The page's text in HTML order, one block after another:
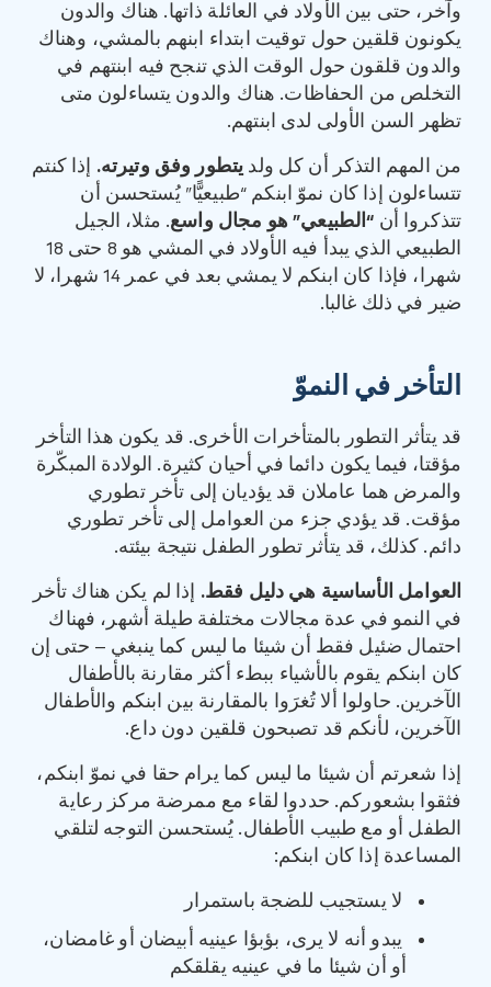
وآخر، حتى بين الأولاد في العائلة ذاتها. هناك والدون
يكونون قلقين حول توقيت ابتداء ابنهم بالمشي، وهناك
والدون قلقون حول الوقت الذي تنجح فيه ابنتهم في
التخلص من الحفاظات. هناك والدون يتساءلون متى
تظهر السن الأولى لدى ابنتهم.
من المهم التذكر أن كل ولد يتطور وفق وتيرته. إذا كنتم
تتساءلون إذا كان نموّ ابنكم “طبيعيًّا” يُستحسن أن
تتذكروا أن “الطبيعي” هو مجال واسع. مثلا، الجيل
الطبيعي الذي يبدأ فيه الأولاد في المشي هو 8 حتى 18
شهرا، فإذا كان ابنكم لا يمشي بعد في عمر 14 شهرا، لا
ضير في ذلك غالبا.
التأخر في النموّ
قد يتأثر التطور بالمتأخرات الأخرى. قد يكون هذا التأخر
مؤقتا، فيما يكون دائما في أحيان كثيرة. الولادة المبكّرة
والمرض هما عاملان قد يؤديان إلى تأخر تطوري
مؤقت. قد يؤدي جزء من العوامل إلى تأخر تطوري
دائم. كذلك، قد يتأثر تطور الطفل نتيجة بيئته.
العوامل الأساسية هي دليل فقط. إذا لم يكن هناك تأخر
في النمو في عدة مجالات مختلفة طيلة أشهر، فهناك
احتمال ضئيل فقط أن شيئا ما ليس كما ينبغي – حتى إن
كان ابنكم يقوم بالأشياء ببطء أكثر مقارنة بالأطفال
الآخرين. حاولوا ألا تُغرَوا بالمقارنة بين ابنكم والأطفال
الآخرين، لأنكم قد تصبحون قلقين دون داع.
إذا شعرتم أن شيئا ما ليس كما يرام حقا في نموّ ابنكم،
فثقوا بشعوركم. حددوا لقاء مع ممرضة مركز رعاية
الطفل أو مع طبيب الأطفال. يُستحسن التوجه لتلقي
المساعدة إذا كان ابنكم:
لا يستجيب للضجة باستمرار
يبدو أنه لا يرى، بؤبؤا عينيه أبيضان أو غامضان،
أو أن شيئا ما في عينيه يقلقكم